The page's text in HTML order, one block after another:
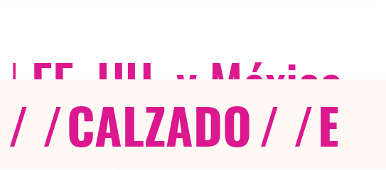
| EE. UU. y México
/ /CALZADO/ /